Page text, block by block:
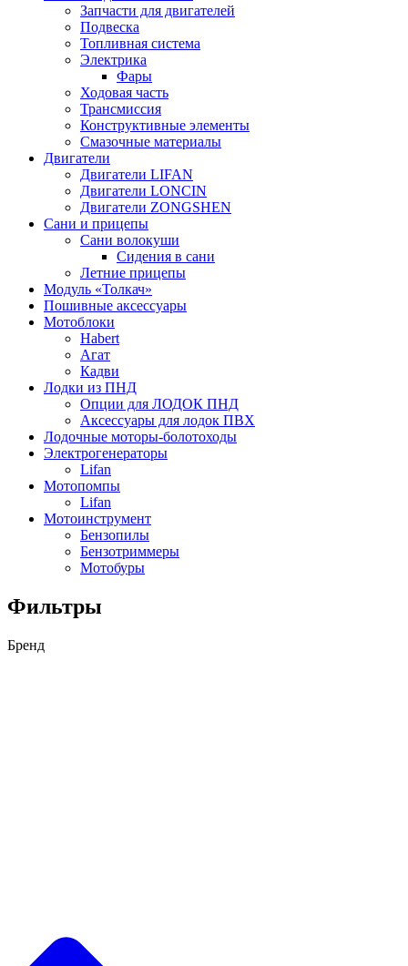
Запчасти для двигателей
Подвеска
Топливная система
Электрика
Фары
Ходовая часть
Трансмиссия
Конструктивные элементы
Смазочные материалы
Двигатели
Двигатели LIFAN
Двигатели LONCIN
Двигатели ZONGSHEN
Сани и прицепы
Сани волокуши
Сидения в сани
Летние прицепы
Модуль «Толкач»
Пошивные аксессуары
Мотоблоки
Habert
Агат
Кадви
Лодки из ПНД
Опции для ЛОДОК ПНД
Аксессуары для лодок ПВХ
Лодочные моторы-болотоходы
Электрогенераторы
Lifan
Мотопомпы
Lifan
Мотоинструмент
Бензопилы
Бензотриммеры
Мотобуры
Фильтры
Бренд